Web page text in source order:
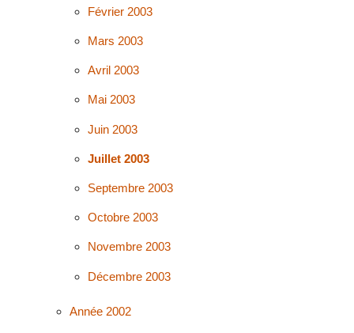
Février 2003
Mars 2003
Avril 2003
Mai 2003
Juin 2003
Juillet 2003
Septembre 2003
Octobre 2003
Novembre 2003
Décembre 2003
Année 2002